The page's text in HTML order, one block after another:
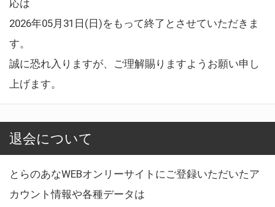
応は
2026年05月31日(日)をもって終了とさせていただきま
す。
誠に恐れ入りますが、ご理解賜りますようお願い申し
上げます。
退会について
とらのあなWEBオンリーサイトにご登録いただいたア
カウント情報や各種データは